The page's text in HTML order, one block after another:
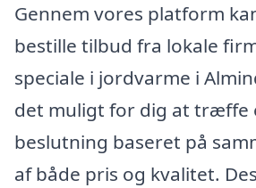
Gennem vores platform
bestille tilbud fra lokale
speciale i jordvarme i
det muligt for dig at træffe
beslutning baseret på
af både pris og kvalitet.